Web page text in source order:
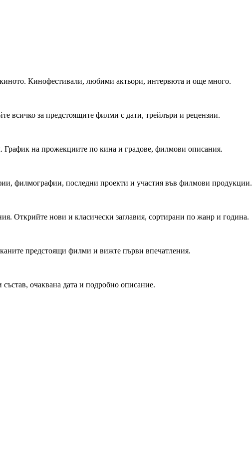
Кинофестивали, любими актьори, интервюта и още много.
всичко за предстоящите филми с дати, трейлъри и рецензии.
График на прожекциите по кина и градове, филмови описания.
филмографии, последни проекти и участия във филмови продукции.
Открийте нови и класически заглавия, сортирани по жанр и година.
предстоящи филми и вижте първи впечатления.
очаквана дата и подробно описание.